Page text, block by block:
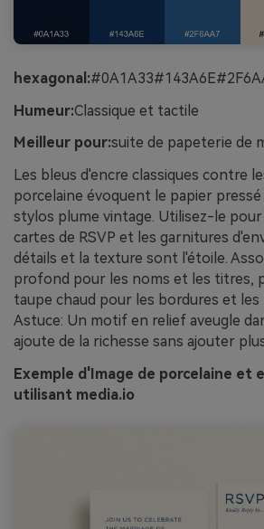
hexagonal:
Humeur:Classique et tactile
Meilleur pour:suite de papeterie de
Les bleus d'encre classiques contre
porcelaine évoquent le papier pressé
stylos plume vintage. Utilisez-le
cartes de RSVP et les garnitures
détails et la texture sont l'étoile.
profond pour les noms et les titres,
taupe chaud pour les bordures et les
Astuce: Un motif en relief aveugle
ajoute de la richesse sans ajouter
Exemple d'Image de porcelaine et
utilisant media.io